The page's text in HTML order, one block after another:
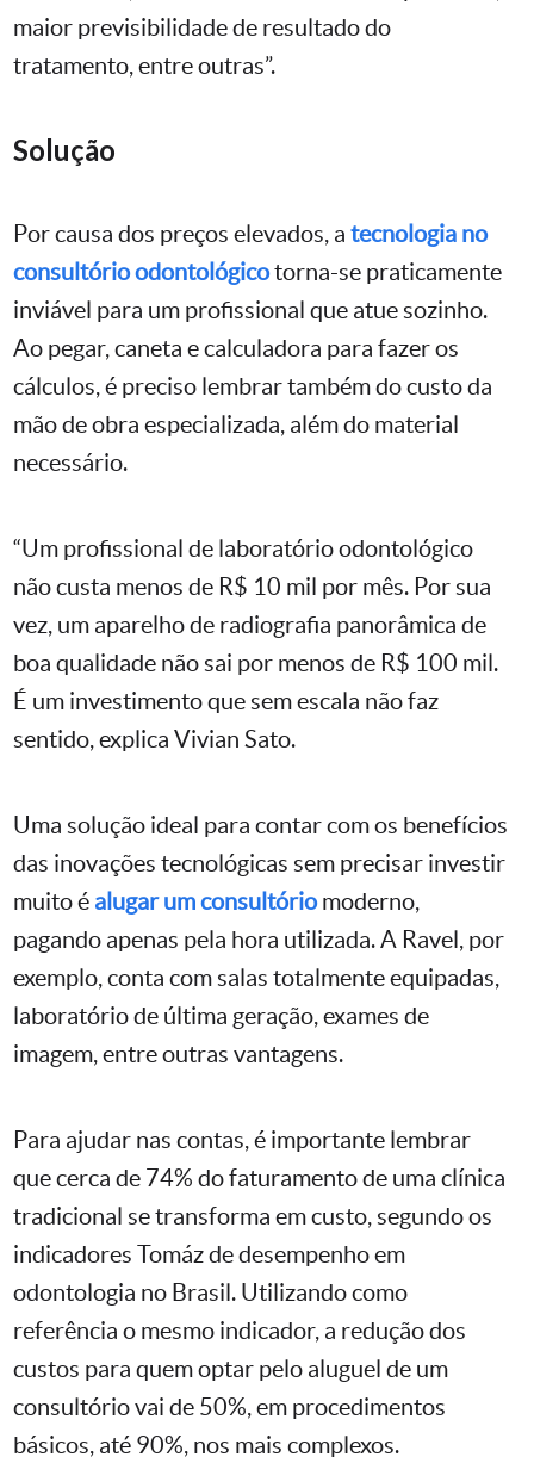
maior previsibilidade de resultado do
tratamento, entre outras”.
Solução
Por causa dos preços elevados, a tecnologia no
consultório odontológicotorna-se praticamente
inviável para um profissional que atue sozinho.
Ao pegar, caneta e calculadora para fazer os
cálculos, é preciso lembrar também do custo da
mão de obra especializada, além do material
necessário.
“Um profissional de laboratório odontológico
não custa menos de R$ 10 mil por mês. Por sua
vez, um aparelho de radiografia panorâmica de
boa qualidade não sai por menos de R$ 100 mil.
É um investimento que sem escala não faz
sentido, explica Vivian Sato.
Uma solução ideal para contar com os benefícios
das inovações tecnológicas sem precisar investir
muito é alugar um consultóriomoderno,
pagando apenas pela hora utilizada. A Ravel, por
exemplo, conta com salas totalmente equipadas,
laboratório de última geração, exames de
imagem, entre outras vantagens.
Para ajudar nas contas, é importante lembrar
que cerca de 74% do faturamento de uma clínica
tradicional se transforma em custo, segundo os
indicadores Tomáz de desempenho em
odontologia no Brasil. Utilizando como
referência o mesmo indicador, a redução dos
custos para quem optar pelo aluguel de um
consultório vai de 50%, em procedimentos
básicos, até 90%, nos mais complexos.